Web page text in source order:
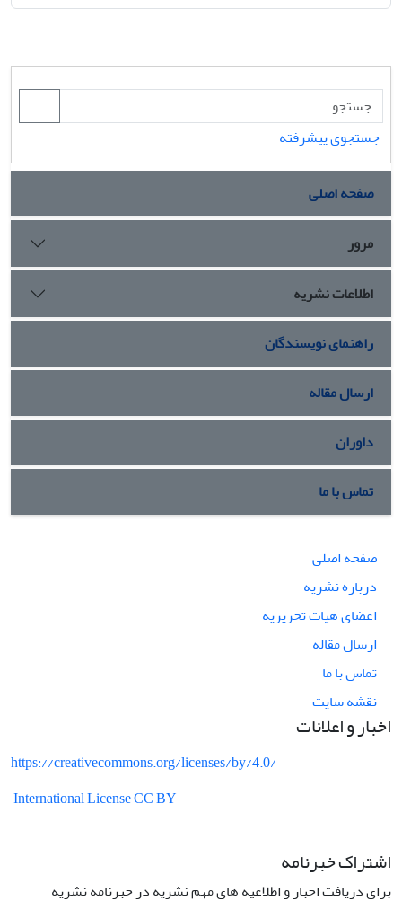
جستجوی پیشرفته
صفحه اصلی
مرور
اطلاعات نشریه
راهنمای نویسندگان
ارسال مقاله
داوران
تماس با ما
صفحه اصلی
درباره نشریه
اعضای هیات تحریریه
ارسال مقاله
تماس با ما
نقشه سایت
اخبار و اعلانات
https://creativecommons.org/licenses/by/4.0/
International License CC BY
اشتراک خبرنامه
برای دریافت اخبار و اطلاعیه های مهم نشریه در خبرنامه نشریه